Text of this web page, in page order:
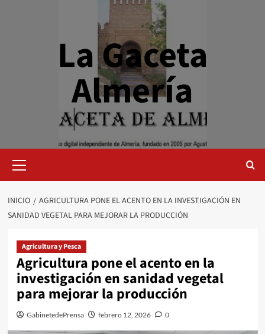
La Gaceta
Almería
primario
INICIO
AGRICULTURA PONE EL ACENTO EN LA INVESTIGACIÓN EN
SANIDAD VEGETAL PARA MEJORAR LA PRODUCCIÓN
Agricultura y Pesca
Agricultura pone el acento en la
investigación en sanidad vegetal
para mejorar la producción
GabinetedePrensa febrero 12, 2026 0